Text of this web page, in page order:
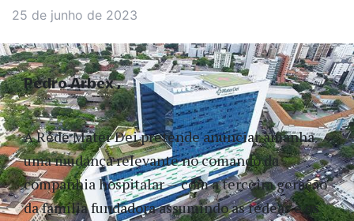
25 de junho de 2023
A Rede Mater Dei pretende anunciar amanhã
uma mudança relevante no comando da
companhia hospitalar — com a terceira geração
da família fundadora assumindo as rédeas e os
Pedro Arbex